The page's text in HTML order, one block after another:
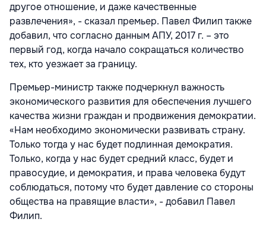
другое отношение, и даже качественные
развлечения», - сказал премьер. Павел Филип также
добавил, что согласно данным АПУ, 2017 г. – это
первый год, когда начало сокращаться количество
тех, кто уезжает за границу.
Премьер-министр также подчеркнул важность
экономического развития для обеспечения лучшего
качества жизни граждан и продвижения демократии.
«Нам необходимо экономически развивать страну.
Только тогда у нас будет подлинная демократия.
Только, когда у нас будет средний класс, будет и
правосудие, и демократия, и права человека будут
соблюдаться, потому что будет давление со стороны
общества на правящие власти», - добавил Павел
Филип.